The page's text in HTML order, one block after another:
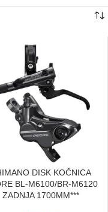
DISK KOČNICA
BL-M6100/BR-M6120
ZADNJA 1700MM***